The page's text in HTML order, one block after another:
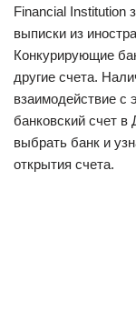
Financial Institution
выписки из
Конкурирующие
другие счета.
взаимодействие с
банковский счет
выбрать банк и
открытия счета.